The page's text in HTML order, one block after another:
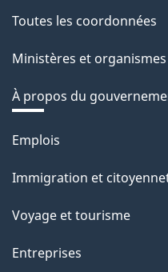
Toutes les coordonnées
Ministères et organismes
À propos du
Thèmes
sujets
Emplois
Immigration et
Voyage et tourisme
Entreprises